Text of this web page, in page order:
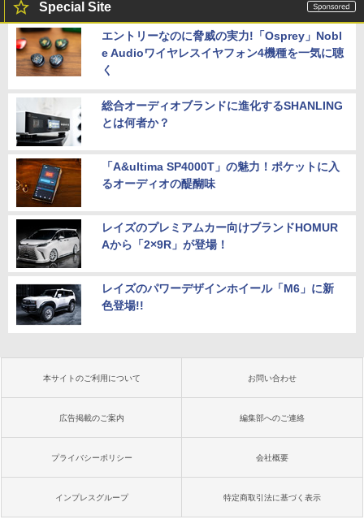
Special Site
エントリーなのに脅威の実力!「Osprey」Nobl
e Audioワイヤレスイヤフォン4機種を一気に聴
く
総合オーディオブランドに進化するSHANLING
とは何者か？
「A&ultima SP4000T」の魅力！ポケットに入
るオーディオの醍醐味
レイズのプレミアムカー向けブランドHOMUR
Aから「2×9R」が登場！
レイズのパワーデザインホイール「M6」に新
色登場!!
本サイトのご利用について お問い合わせ
広告掲載のご案内 編集部へのご連絡
プライバシーポリシー 会社概要
インプレスグループ 特定商取引法に基づく表示